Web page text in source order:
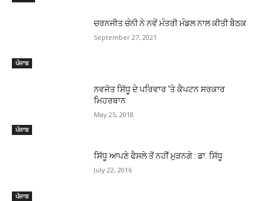
ਪੰਜਾਬ
ਚਰਨਜੀਤ ਚੰਨੀ ਨੇ ਨਵੇਂ ਮੰਤਰੀ ਮੰਡਲ ਨਾਲ ਕੀਤੀ ਬੈਠਕ
September 27, 2021
ਪੰਜਾਬ
ਨਵਜੋਤ ਸਿੱਧੂ ਦੇ ਪਰਿਵਾਰ ‘ਤੇ ਕੈਪਟਨ ਸਰਕਾਰ
ਮਿਹਰਬਾਨ
May 25, 2018
ਪੰਜਾਬ
ਸਿੱਧੂ ਆਪਣੇ ਫੈਸਲੇ ਤੋਂ ਨਹੀਂ ਮੁੜਨਗੇ : ਡਾ. ਸਿੱਧੂ
July 22, 2016